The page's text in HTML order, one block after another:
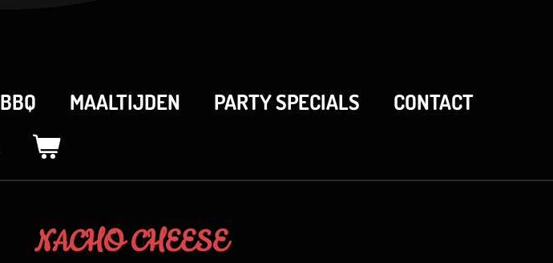
BBQ MAALTIJDEN PARTY SPECIALS CONTACT
NACHO CHEESE